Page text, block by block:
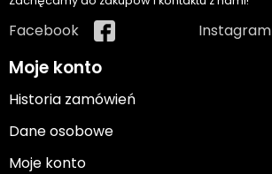
Facebook Instagram
Moje konto
Historia zamówień
Dane osobowe
Moje konto